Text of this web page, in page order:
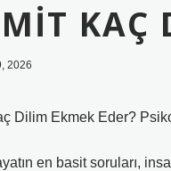
KAÇ
2026
Dilim Ekmek Eder?
en basit soruları,